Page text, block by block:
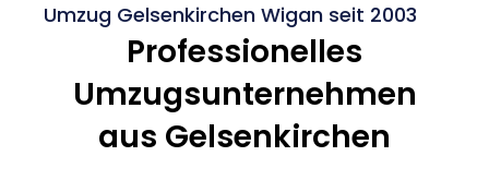
Umzug Gelsenkirchen Wigan seit 2003
Professionelles
Umzugsunternehmen
aus Gelsenkirchen